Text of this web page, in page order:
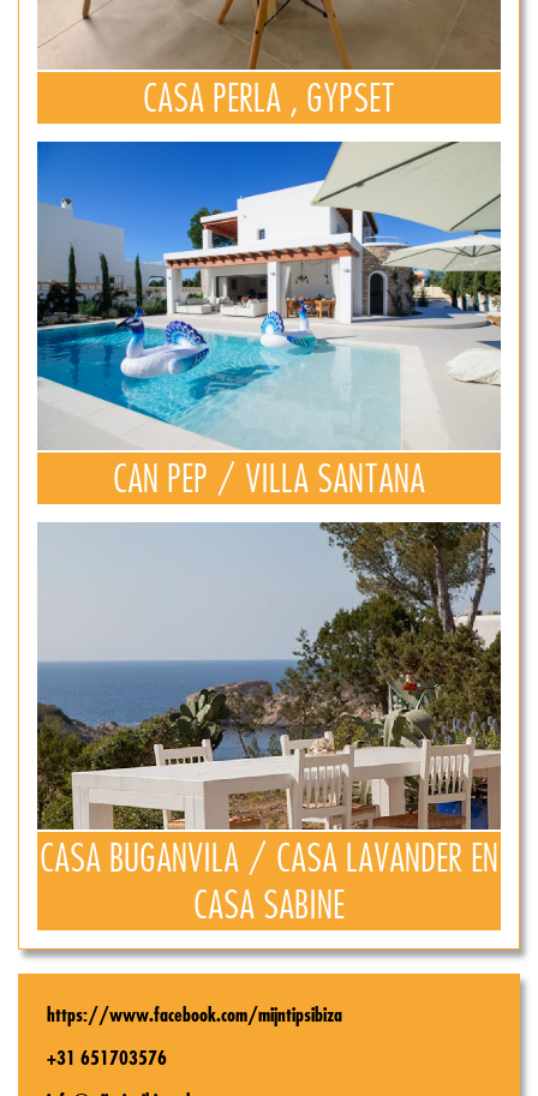
CASA PERLA , GYPSET
CAN PEP / VILLA SANTANA
CASA BUGANVILA / CASA LAVANDER EN
CASA SABINE
https://www.facebook.com/mijntipsibiza
+31 651703576